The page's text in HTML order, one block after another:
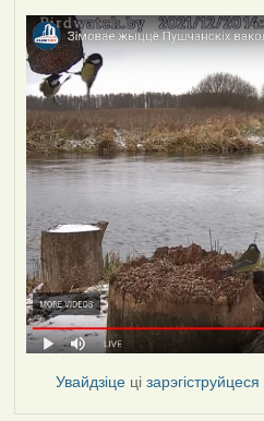
Увайдзіце цізарэгіструйцеся